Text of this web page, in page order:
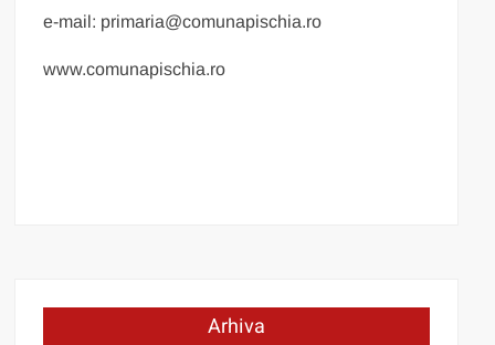
e-mail: primaria@comunapischia.ro
www.comunapischia.ro
Arhiva